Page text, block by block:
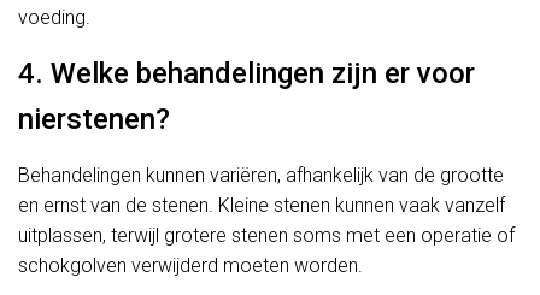
voeding.
4. Welke behandelingen zijn er voor
nierstenen?
Behandelingen kunnen variëren, afhankelijk van de grootte
en ernst van de stenen. Kleine stenen kunnen vaak vanzelf
uitplassen, terwijl grotere stenen soms met een operatie of
schokgolven verwijderd moeten worden.